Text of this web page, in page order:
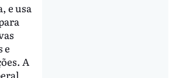
e usa
e
A